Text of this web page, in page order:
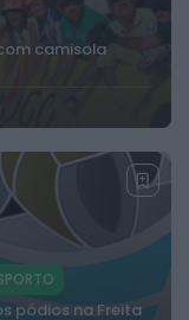
camisola
pódios na Freita